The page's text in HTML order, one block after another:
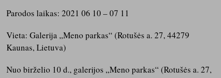
Parodos laikas: 2021 06 10 – 07 11
Vieta: Galerija „Meno parkas“ (Rotušės a. 27, 44279
Kaunas, Lietuva)
Nuo birželio 10 d., galerijos „Meno parkas“ (Rotušės a. 27,